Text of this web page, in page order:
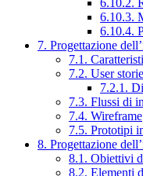
6.10.3.
6.10.4.
7. Progettazione
7.1.
7.2. User
7.2.1.
7.3. Flussi di
7.4. Wireframe
7.5. Prototipi
8. Progettazione
8.1. Obiettivi
8.2. Elementi